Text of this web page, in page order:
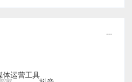
体运营工具
抖音